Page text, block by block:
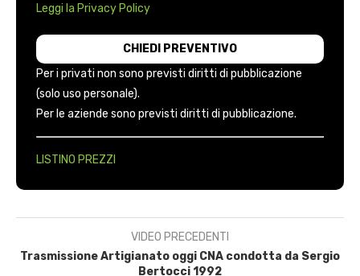
Leggi la Privacy Policy
Per i privati non sono previsti diritti di pubblicazione
(solo uso personale).
Per le aziende sono previsti diritti di pubblicazione.
LISTINO PREZZI
VIDEO PRECEDENTI
Trasmissione Artigianato oggi CNA condotta da Sergio
Bertocci 1992